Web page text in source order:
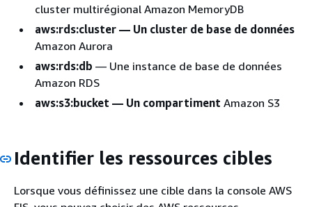
cluster multirégional Amazon MemoryDB
aws:rds:cluster — Un cluster de base de données
Amazon Aurora
aws:rds:db — Une instance de base de données
Amazon RDS
aws:s3:bucket — Un compartiment Amazon S3
Identifier les ressources cibles
Lorsque vous définissez une cible dans la console AWS